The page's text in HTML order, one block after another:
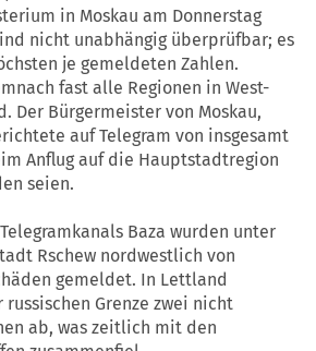
in Moskau am Donnerstag
nicht unabhängig überprüfbar; es
je gemeldeten Zahlen.
fast alle Regionen in West-
Der Bürgermeister von Moskau,
auf Telegram von insgesamt
Anflug auf die Hauptstadtregion
seien.
Baza wurden unter
Rschew nordwestlich von
gemeldet. In Lettland
Grenze zwei nicht
ab, was zeitlich mit den